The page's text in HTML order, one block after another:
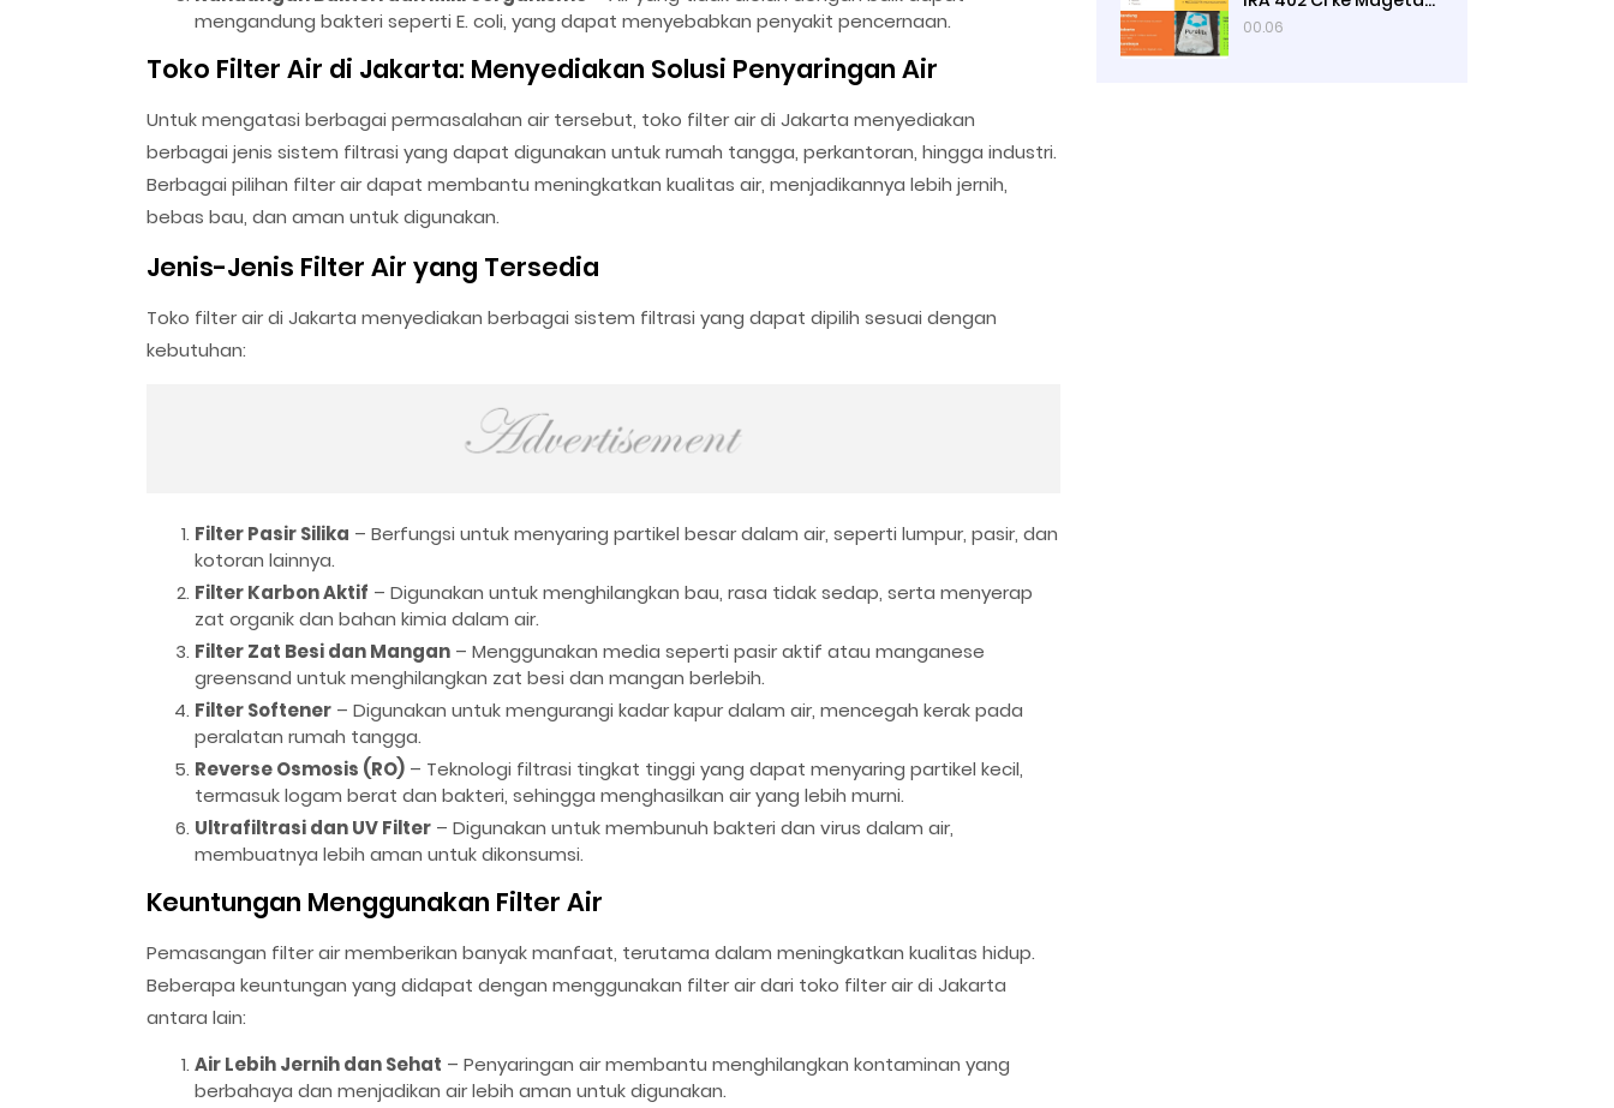
mengandung bakteri seperti E. coli, yang dapat menyebabkan penyakit pencernaan.
Toko Filter Air di Jakarta: Menyediakan Solusi Penyaringan Air
Untuk mengatasi berbagai permasalahan air tersebut, toko filter air di Jakarta menyediakan
berbagai jenis sistem filtrasi yang dapat digunakan untuk rumah tangga, perkantoran, hingga industri.
Berbagai pilihan filter air dapat membantu meningkatkan kualitas air, menjadikannya lebih jernih,
bebas bau, dan aman untuk digunakan.
Jenis-Jenis Filter Air yang Tersedia
Toko filter air di Jakarta menyediakan berbagai sistem filtrasi yang dapat dipilih sesuai dengan
kebutuhan:
Filter Pasir Silika – Berfungsi untuk menyaring partikel besar dalam air, seperti lumpur, pasir, dan
kotoran lainnya.
Filter Karbon Aktif – Digunakan untuk menghilangkan bau, rasa tidak sedap, serta menyerap
zat organik dan bahan kimia dalam air.
Filter Zat Besi dan Mangan – Menggunakan media seperti pasir aktif atau manganese
greensand untuk menghilangkan zat besi dan mangan berlebih.
Filter Softener – Digunakan untuk mengurangi kadar kapur dalam air, mencegah kerak pada
peralatan rumah tangga.
Reverse Osmosis (RO) – Teknologi filtrasi tingkat tinggi yang dapat menyaring partikel kecil,
termasuk logam berat dan bakteri, sehingga menghasilkan air yang lebih murni.
Ultrafiltrasi dan UV Filter – Digunakan untuk membunuh bakteri dan virus dalam air,
membuatnya lebih aman untuk dikonsumsi.
Keuntungan Menggunakan Filter Air
Pemasangan filter air memberikan banyak manfaat, terutama dalam meningkatkan kualitas hidup.
Beberapa keuntungan yang didapat dengan menggunakan filter air dari toko filter air di Jakarta
antara lain:
Air Lebih Jernih dan Sehat – Penyaringan air membantu menghilangkan kontaminan yang
berbahaya dan menjadikan air lebih aman untuk digunakan.
- Ady Water
00.06